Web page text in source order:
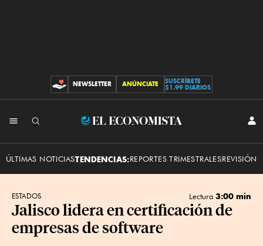
CONTRIBUCIONES
NEWSLETTER ANÚNCIATE
SUSCRÍBETE
$1.99 DIARIOS
El
ÚLTIMAS NOTICIASTENDENCIAS:REPORTES TRIMESTRALESREVISIÓN
ESTADOS Lectura 3:00 min
Jalisco lidera en certificación de
empresas de software